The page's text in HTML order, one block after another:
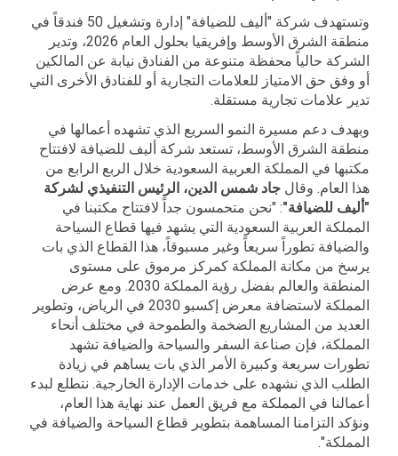
وتستهدف شركة "أليف للضيافة" إدارة وتشغيل 50 فندقاً في
منطقة الشرق الأوسط وإفريقيا بحلول العام 2026، وتدير
الشركة حالياً محفظة متنوعة من الفنادق نيابة عن المالكين
أو وفق حق الامتياز للعلامات التجارية أو للفنادق الأخرى التي
تدير علامات تجارية مستقلة.
وبهدف دعم مسيرة النمو السريع الذي تشهده أعمالها في
منطقة الشرق الأوسط، تستعد شركة أليف للضيافة لافتتاح
مكتبها في المملكة العربية السعودية خلال الربع الرابع من
هذا العام. وقال جاد شمس الدين، الرئيس التنفيذي لشركة
"أليف للضيافة": "نحن متحمسون جداً لافتتاح مكتبنا في
المملكة العربية السعودية التي يشهد فيها قطاع السياحة
والضيافة تطوراً سريعاً وغير مسبوقاً، هذا القطاع الذي بات
يرسخ من مكانة المملكة كمركز مرموق على مستوى
المنطقة والعالم بفضل رؤية المملكة 2030. ومع عرض
المملكة لاستضافة معرض إكسبو 2030 في الرياض، وتطوير
العديد من المشاريع الضخمة والطموحة في مختلف أنحاء
المملكة، فإن صناعة السفر والسياحة والضيافة تشهد
تطورات سريعة وكبيرة الأمر الذي بات يساهم في زيادة
الطلب الذي نشهده على خدمات الإدارة الخارجية. نتطلع لبدء
أعمالنا في المملكة مع فريق العمل عند نهاية هذا العام،
ونؤكد التزامنا المساهمة بتطوير قطاع السياحة والضيافة في
المملكة".